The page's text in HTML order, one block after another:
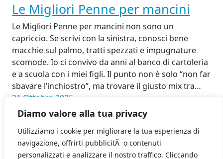
Diamo valore alla tua privacy
Utilizziamo i cookie per migliorare la tua esperienza di
navigazione, offrirti pubblicitÃ o contenuti
personalizzati e analizzare il nostro traffico. Cliccando
Le Migliori Penne per mancini
Le Migliori Penne per mancini non sono un
capriccio. Se scrivi con la sinistra, conosci bene
macchie sul palmo, tratti spezzati e impugnature
scomode. Io ci convivo da anni al banco di cartoleria
e a scuola con i miei figli. Il punto non è solo “non far
sbavare l’inchiostro”, ma trovare il giusto mix tra…
21 Ottobre 2025